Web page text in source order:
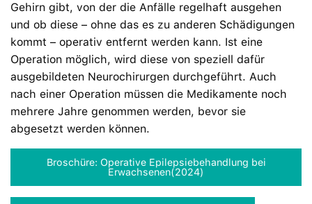
Gehirn gibt, von der die Anfälle regelhaft ausgehen
und ob diese – ohne das es zu anderen Schädigungen
kommt – operativ entfernt werden kann. Ist eine
Operation möglich, wird diese von speziell dafür
ausgebildeten Neurochirurgen durchgeführt. Auch
nach einer Operation müssen die Medikamente noch
mehrere Jahre genommen werden, bevor sie
abgesetzt werden können.
Broschüre: Operative Epilepsiebehandlung bei
Erwachsenen(2024)